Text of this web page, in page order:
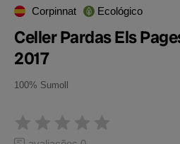
Corpinnat Ecológico
Celler Pardas Els
2017
100% Sumoll